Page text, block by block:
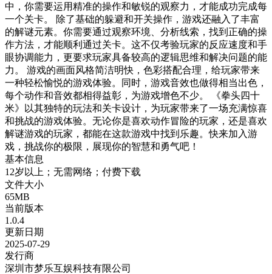
中，你需要运用精准的操作和敏锐的观察力，才能成功完成每
一个关卡。 除了基础的躲避和开关操作，游戏还融入了丰富
的解谜元素。你需要通过观察环境、分析线索，找到正确的操
作方法，才能顺利通过关卡。这不仅考验玩家的反应速度和手
眼协调能力，更要求玩家具备较高的逻辑思维和解决问题的能
力。 游戏的画面风格简洁明快，色彩搭配合理，给玩家带来
一种轻松愉悦的游戏体验。同时，游戏音效也做得相当出色，
每个动作和音效都相得益彰，为游戏增色不少。 《拳头四十
米》以其独特的玩法和关卡设计，为玩家带来了一场充满惊喜
和挑战的游戏体验。无论你是喜欢动作冒险的玩家，还是喜欢
解谜游戏的玩家，都能在这款游戏中找到乐趣。快来加入游
戏，挑战你的极限，展现你的智慧和勇气吧！
基本信息
12岁以上；无需网络；付费下载
文件大小
65MB
当前版本
1.0.4
更新日期
2025-07-29
发行商
深圳市梦乐互娱科技有限公司